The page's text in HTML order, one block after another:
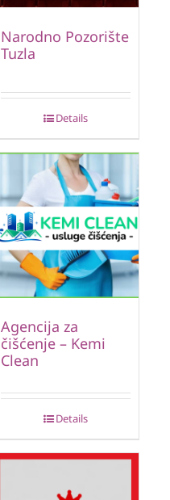
Narodno Pozorište
Tuzla
Details
Agencija za
čišćenje – Kemi
Clean
Details